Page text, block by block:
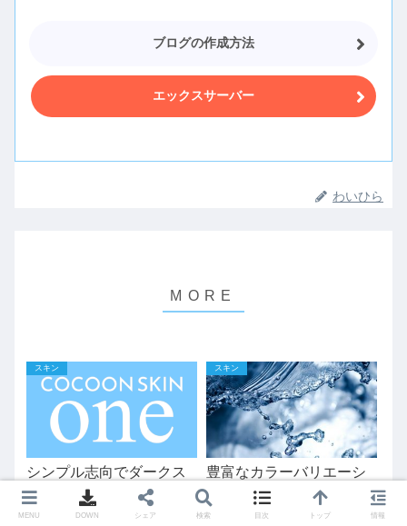
ブログの作成方法
エックスサーバー
わいひら
スキン
シンプル志向でダークス
キンにも対応した「one」
スキンを同梱追加
スキン
豊富なカラーバリエーシ
ョンのシンプルなスキン
「Veilnui Simplog」を10
MENU DOWN シェア 検索 目次 トップ 情報